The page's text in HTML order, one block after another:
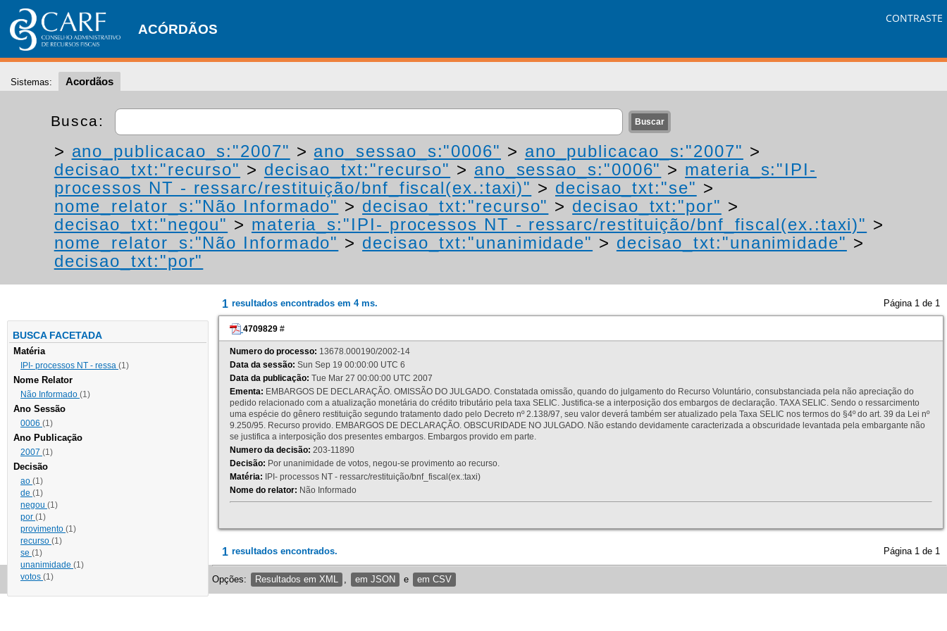
ACÓRDÃOS
CONTRASTE
Sistemas: Acordãos
Busca:
> ano_publicacao_s:"2007" > ano_sessao_s:"0006" > ano_publicacao_s:"2007" >
decisao_txt:"recurso" > decisao_txt:"recurso" > ano_sessao_s:"0006" > materia_s:"IPI-
processos NT - ressarc/restituição/bnf_fiscal(ex.:taxi)" > decisao_txt:"se" >
nome_relator_s:"Não Informado" > decisao_txt:"recurso" > decisao_txt:"por" >
decisao_txt:"negou" > materia_s:"IPI- processos NT - ressarc/restituição/bnf_fiscal(ex.:taxi)" >
nome_relator_s:"Não Informado" > decisao_txt:"unanimidade" > decisao_txt:"unanimidade" >
decisao_txt:"por"
BUSCA FACETADA
Matéria
IPI- processos NT - ressa (1)
Nome Relator
Não Informado (1)
Ano Sessão
0006 (1)
Ano Publicação
2007 (1)
Decisão
ao (1)
de (1)
negou (1)
por (1)
provimento (1)
recurso (1)
se (1)
unanimidade (1)
votos (1)
1 resultados encontrados em 4 ms. Página 1 de 1
4709829 #
Numero do processo: 13678.000190/2002-14
Data da sessão: Sun Sep 19 00:00:00 UTC 6
Data da publicação: Tue Mar 27 00:00:00 UTC 2007
Ementa: EMBARGOS DE DECLARAÇÃO. OMISSÃO DO JULGADO. Constatada omissão, quando do julgamento do Recurso Voluntário, consubstanciada pela não apreciação do
pedido relacionado com a atualização monetária do crédito tributário pela taxa SELIC. Justifica-se a interposição dos embargos de declaração. TAXA SELIC. Sendo o ressarcimento
uma espécie do gênero restituição segundo tratamento dado pelo Decreto nº 2.138/97, seu valor deverá também ser atualizado pela Taxa SELIC nos termos do §4º do art. 39 da Lei nº
9.250/95. Recurso provido. EMBARGOS DE DECLARAÇÃO. OBSCURIDADE NO JULGADO. Não estando devidamente caracterizada a obscuridade levantada pela embargante não
se justifica a interposição dos presentes embargos. Embargos provido em parte.
Numero da decisão: 203-11890
Decisão: Por unanimidade de votos, negou-se provimento ao recurso.
Matéria: IPI- processos NT - ressarc/restituição/bnf_fiscal(ex.:taxi)
Nome do relator: Não Informado
1 resultados encontrados. Página 1 de 1
Opções: Resultados em XML em JSON e em CSV